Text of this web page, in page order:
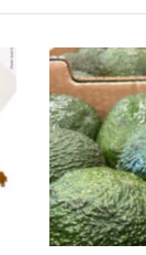
CONOZCA
MERCADO
DEL
AGRICULTOR
EN
EL
MES
DE